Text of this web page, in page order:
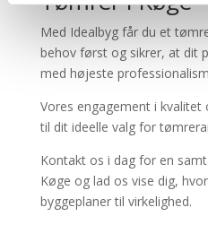
Med Idealbyg får du et
behov først og sikrer, at dit
med højeste
Vores engagement i
til dit ideelle valg for
Kontakt os i dag for en
Køge og lad os vise dig,
byggeplaner til virkelighed.